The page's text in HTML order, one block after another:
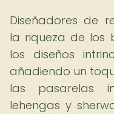
Diseñadores de
la riqueza de los
los diseños
añadiendo un
las pasarelas
lehengas y